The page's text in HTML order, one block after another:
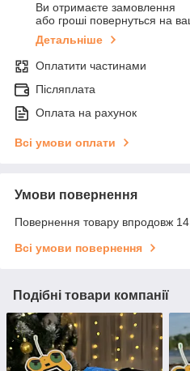
Ви отримаєте замовлення
або гроші повернуться на
Детальніше
Оплатити частинами
Післяплата
Оплата на рахунок
Всі умови оплати
Умови повернення
Повернення товару впродовж 14
Всі умови повернення
Подібні товари компанії